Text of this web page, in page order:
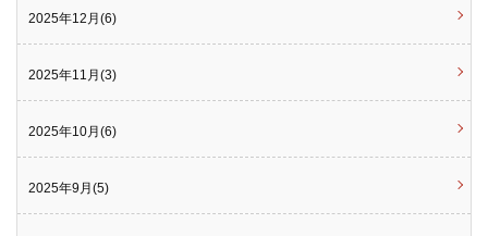
2025年12月(6)
2025年11月(3)
2025年10月(6)
2025年9月(5)